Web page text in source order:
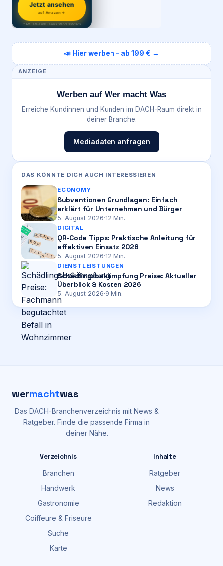
Jetzt ansehen
auf Amazon →
* Affiliate-Link · Preis Stand 06/2026
📣 Hier werben – ab 199 € →
ANZEIGE
Werben auf Wer macht Was
Erreiche Kundinnen und Kunden im DACH-Raum direkt in
deiner Branche.
Mediadaten anfragen
DAS KÖNNTE DICH AUCH INTERESSIEREN
ECONOMY
Subventionen Grundlagen: Einfach
erklärt für Unternehmen und Bürger
5. August 2026·12 Min.
DIGITAL
QR-Code Tipps: Praktische Anleitung für
effektiven Einsatz 2026
5. August 2026·12 Min.
DIENSTLEISTUNGEN
Schädlingsbekämpfung Preise: Aktueller
Überblick & Kosten 2026
5. August 2026·9 Min.
wermachtwas
Das DACH-Branchenverzeichnis mit News &
Ratgeber. Finde die passende Firma in
deiner Nähe.
Verzeichnis
Branchen
Handwerk
Gastronomie
Coiffeure & Friseure
Suche
Karte
Inhalte
Ratgeber
News
Redaktion